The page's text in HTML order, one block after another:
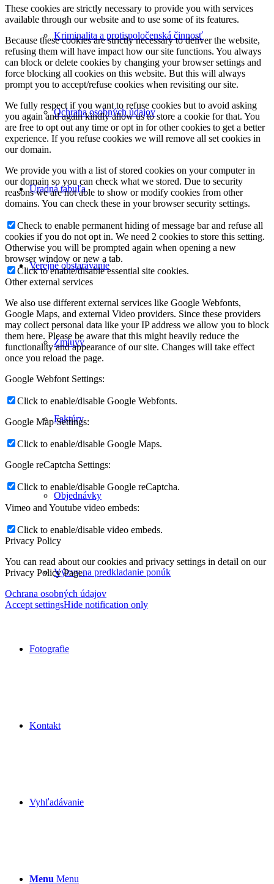
Kriminalita a protispoločenská činnosť
Ochrana osobných údajov
Úradná tabuľa
Verejné obstarávanie
Zmluvy
Faktúry
Objednávky
Výzvy na predkladanie ponúk
Fotografie
Kontakt
Vyhľadávanie
Menu Menu
These cookies are strictly necessary to provide you with services
available through our website and to use some of its features.
Because these cookies are strictly necessary to deliver the website,
refusing them will have impact how our site functions. You always
can block or delete cookies by changing your browser settings and
force blocking all cookies on this website. But this will always
prompt you to accept/refuse cookies when revisiting our site.
We fully respect if you want to refuse cookies but to avoid asking
you again and again kindly allow us to store a cookie for that. You
are free to opt out any time or opt in for other cookies to get a better
experience. If you refuse cookies we will remove all set cookies in
our domain.
We provide you with a list of stored cookies on your computer in
our domain so you can check what we stored. Due to security
reasons we are not able to show or modify cookies from other
domains. You can check these in your browser security settings.
Check to enable permanent hiding of message bar and refuse all
cookies if you do not opt in. We need 2 cookies to store this setting.
Otherwise you will be prompted again when opening a new
browser window or new a tab.
Click to enable/disable essential site cookies.
Other external services
We also use different external services like Google Webfonts,
Google Maps, and external Video providers. Since these providers
may collect personal data like your IP address we allow you to block
them here. Please be aware that this might heavily reduce the
functionality and appearance of our site. Changes will take effect
once you reload the page.
Google Webfont Settings:
Click to enable/disable Google Webfonts.
Google Map Settings:
Click to enable/disable Google Maps.
Google reCaptcha Settings:
Click to enable/disable Google reCaptcha.
Vimeo and Youtube video embeds:
Click to enable/disable video embeds.
Privacy Policy
You can read about our cookies and privacy settings in detail on our
Privacy Policy Page.
Ochrana osobných údajov
Accept settingsHide notification only